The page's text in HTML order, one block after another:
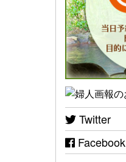
Twitter
Facebook